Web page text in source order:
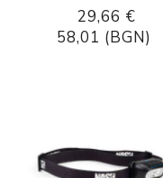
29,66 €
58,01 (BGN)